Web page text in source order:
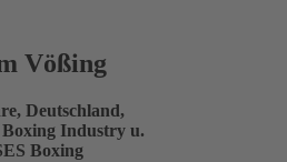
Vößing
Deutschland,
Industry u.
Boxing